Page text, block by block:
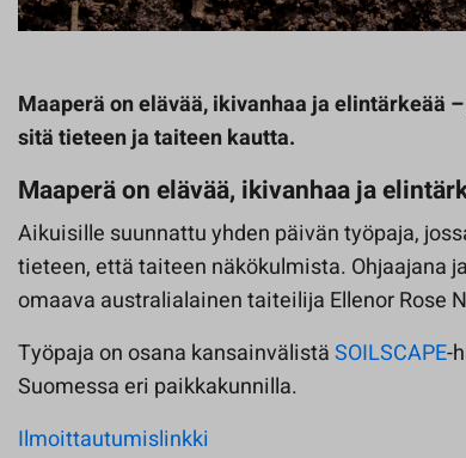
Maaperä on elävää, ikivanhaa ja elintärkeää
sitä tieteen ja taiteen kautta.
Maaperä on elävää, ikivanhaa ja
Aikuisille suunnattu yhden päivän työpaja,
tieteen, että taiteen näkökulmista. Ohjaajana
omaava australialainen taiteilija Ellenor Rose
Työpaja on osana kansainvälistäSOILSCAPE-
Suomessa eri paikkakunnilla.
Ilmoittautumislinkki